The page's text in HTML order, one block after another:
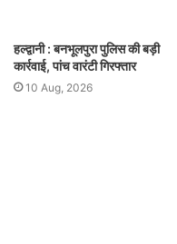
हल्द्वानी : बनभूलपुरा पुलिस की बड़ी
कार्रवाई, पांच वारंटी गिरफ्तार
10 Aug, 2026